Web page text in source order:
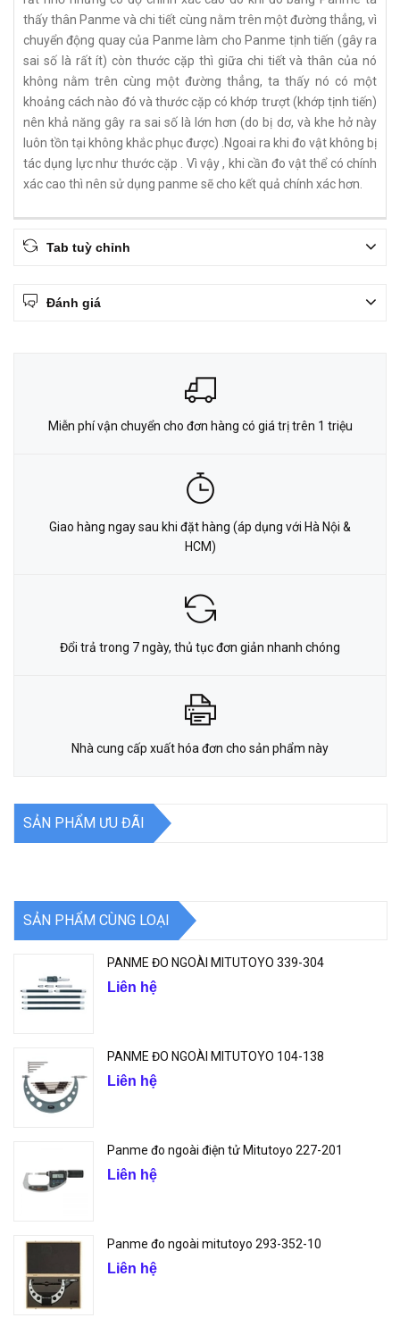
thấy thân Panme và chi tiết cùng nằm trên một đường thẳng, vì
chuyển động quay của Panme làm cho Panme tịnh tiến (gây ra
sai số là rất ít) còn thước cặp thì giữa chi tiết và thân của nó
không nằm trên cùng một đường thẳng, ta thấy nó có một
khoảng cách nào đó và thước cặp có khớp trượt (khớp tịnh tiến)
nên khả năng gây ra sai số là lớn hơn (do bị dơ, và khe hở này
luôn tồn tại không khắc phục được) .Ngoai ra khi đo vật không bị
tác dụng lực như thước cặp . Vì vậy , khi cần đo vật thể có chính
xác cao thì nên sử dụng panme sẽ cho kết quả chính xác hơn.
Tab tuỳ chỉnh
Đánh giá
Miễn phí vận chuyển cho đơn hàng có giá trị trên 1 triệu
Giao hàng ngay sau khi đặt hàng (áp dụng với Hà Nội &
HCM)
Đổi trả trong 7 ngày, thủ tục đơn giản nhanh chóng
Nhà cung cấp xuất hóa đơn cho sản phẩm này
SẢN PHẨM ƯU ĐÃI
SẢN PHẨM CÙNG LOẠI
PANME ĐO NGOÀI MITUTOYO 339-304
Liên hệ
PANME ĐO NGOÀI MITUTOYO 104-138
Liên hệ
Panme đo ngoài điện tử Mitutoyo 227-201
Liên hệ
Panme đo ngoài mitutoyo 293-352-10
Liên hệ